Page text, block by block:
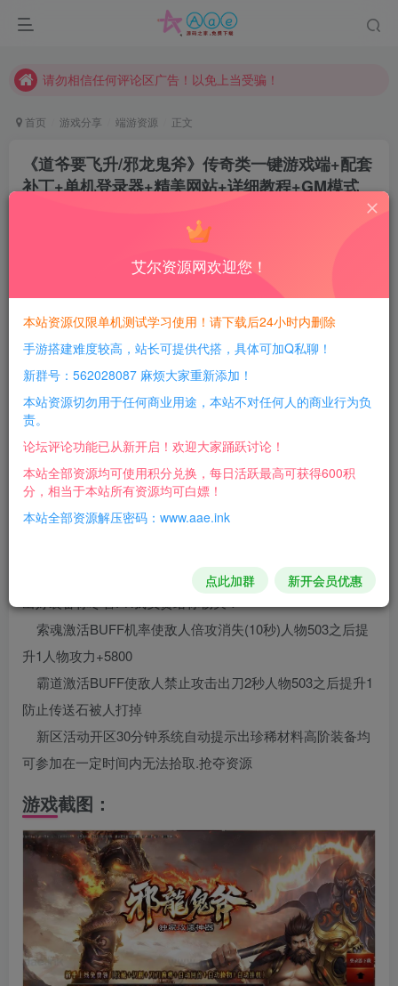
现在赞助会员享受专属折扣，详情点击此条公告。
首页 游戏分享 端游资源 正文
《道爷要飞升/邪龙鬼斧》传奇类一键游戏端+配套
补丁+单机登录器+精美网站+详细教程+GM模式
每日活跃最高可获得600积分！所有资源可以使用
积分免费兑换！
游戏介绍：
魂怒斩专属,八荒之地,称号地图,武器衣服大师,称号晋升,混元
空间,时装盾牌锻造,切割勋章等,此端采用GOM引擎耗时制作,
更多细节参考详情图文介绍。
补丁大小：5.32G
领悟八种绝学即可进入武学狂人地！后期地图怪物分分钟
出好装备你尽管PK我负责给你畅爽！
索魂激活BUFF机率使敌人倍攻消失(10秒)人物503之后提
升1人物攻力+5800
霸道激活BUFF使敌人禁止攻击出刀2秒人物503之后提升1
防止传送石被人打掉
新区活动开区30分钟系统自动提示出珍稀材料高阶装备均
可参加在一定时间内无法拾取.抢夺资源
游戏截图：
艾尔资源网欢迎您！
本站资源仅限单机测试学习使用！请下载后24小时内删除
手游搭建难度较高，站长可提供代搭，具体可加Q私聊！
新群号：562028087 麻烦大家重新添加！
本站资源切勿用于任何商业用途，本站不对任何人的商业行为负
责。
论坛评论功能已从新开启！欢迎大家踊跃讨论！
本站全部资源均可使用积分兑换，每日活跃最高可获得600积
分，相当于本站所有资源均可白嫖！
本站全部资源解压密码：www.aae.ink
点此加群 新开会员优惠